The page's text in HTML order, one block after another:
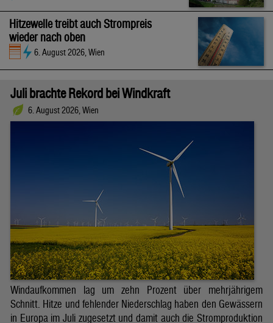
Hitzewelle treibt auch Strompreis
wieder nach oben
6. August 2026, Wien
Juli brachte Rekord bei Windkraft
6. August 2026, Wien
Windaufkommen lag um zehn Prozent über mehrjährigem
Schnitt. Hitze und fehlender Niederschlag haben den Gewässern
in Europa im Juli zugesetzt und damit auch die Stromproduktion